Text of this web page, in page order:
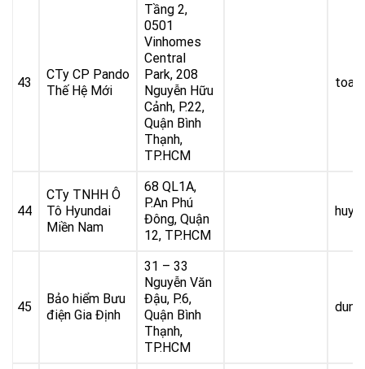
43
CTy CP Pando
Thế Hệ Mới
Tầng 2,
0501
Vinhomes
Central
Park, 208
Nguyễn Hữu
Cảnh, P.22,
Quận Bình
Thạnh,
TP.HCM
44
CTy TNHH Ô
Tô Hyundai
Miền Nam
68 QL1A,
P.An Phú
Đông, Quận
12, TP.HCM
45
Bảo hiểm Bưu
điện Gia Định
31 – 33
Nguyễn Văn
Đậu, P.6,
Quận Bình
Thạnh,
TP.HCM